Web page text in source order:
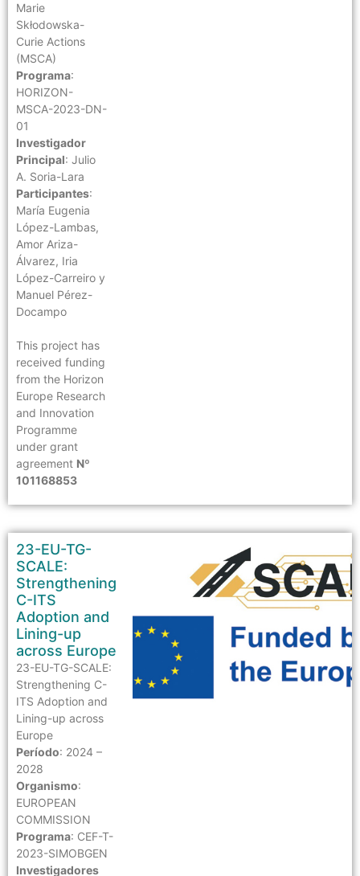
Marie
Skłodowska-
Curie Actions
(MSCA)
Programa:
HORIZON-
MSCA-2023-DN-
01
Investigador
Principal: Julio
A. Soria-Lara
Participantes:
María Eugenia
López-Lambas,
Amor Ariza-
Álvarez, Iria
López-Carreiro y
Manuel Pérez-
Docampo
This project has
received funding
from the Horizon
Europe Research
and Innovation
Programme
under grant
agreement Nº
101168853
23-EU-TG-
SCALE:
Strengthening
C-ITS
Adoption and
Lining-up
across Europe
23-EU-TG-SCALE:
Strengthening C-
ITS Adoption and
Lining-up across
Europe
Período: 2024 –
2028
Organismo:
EUROPEAN
COMMISSION
Programa: CEF-T-
2023-SIMOBGEN
Investigadores